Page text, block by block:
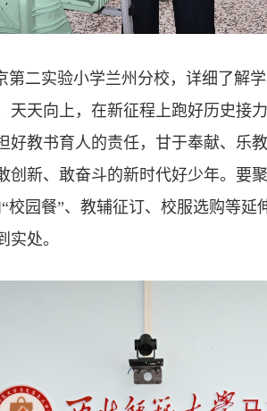
二实验小学兰州分校，详细了解
天向上，在新征程上跑好历史接
教书育人的责任，甘于奉献、乐
新、敢奋斗的新时代好少年。要
校园餐”、教辅征订、校服选购等
处。